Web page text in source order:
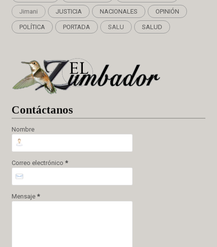
Jimani JUSTICIA NACIONALES OPINIÓN
POLÍTICA PORTADA SALU SALUD
Contáctanos
Nombre
Correo electrónico *
Mensaje *